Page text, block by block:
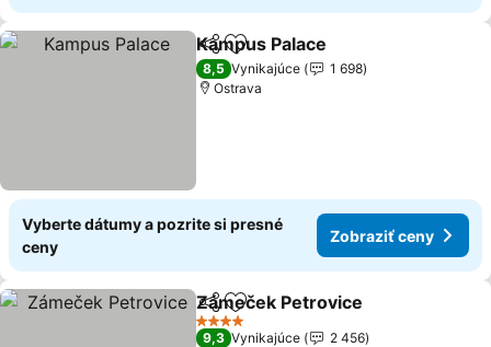
ZdieľaťPridať do obľúbených
Kampus Palace
8,5 Vynikajúce
1 698
Ostrava
Vyberte dátumy a pozrite si presné
ceny
Zobraziť ceny
ZdieľaťPridať do obľúbených
Zámeček Petrovice
4 Počet hviezdičiek
9,3 Vynikajúce
2 456